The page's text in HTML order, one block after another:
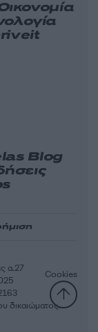
Blog
α.27
Cookies
δικαιώματος.